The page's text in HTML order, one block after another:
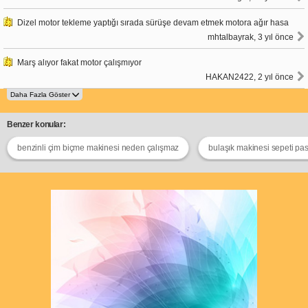
Dizel motor tekleme yaptığı sırada sürüşe devam etmek motora ağır hasa
mhtalbayrak, 3 yıl önce
Marş alıyor fakat motor çalışmıyor
HAKAN2422, 2 yıl önce
Benzer konular:
benzinli çim biçme makinesi neden çalışmaz bulaşık makinesi sepeti